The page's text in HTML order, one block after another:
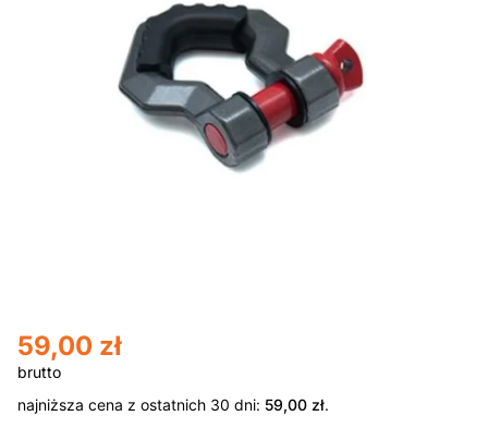
59,00 zł
najniższa cena z ostatnich 30 dni: 59,00 zł.